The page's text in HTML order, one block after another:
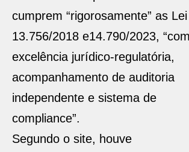
cumprem “rigorosamente” as Lei
13.756/2018 e14.790/2023, “com
excelência jurídico-regulatória,
acompanhamento de auditoria
independente e sistema de
compliance”.
Segundo o site, houve